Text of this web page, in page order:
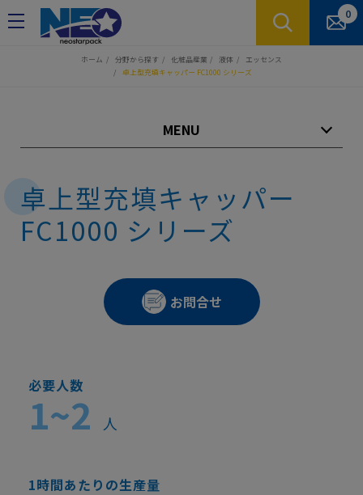
0
ホーム 分野から探す 化粧品産業 液体
エッセンス
卓上型充填キャッパー FC1000 シリーズ
MENU
卓上型充填キャッパー
FC1000 シリーズ
お問合せ
必要人数
1~2 人
1時間あたりの生産量
クッキー利用の管理について